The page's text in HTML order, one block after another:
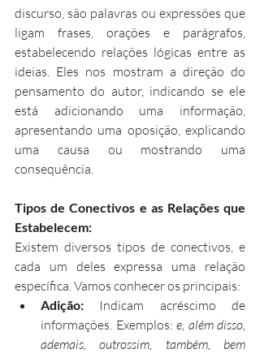
discurso, são palavras ou expressões que
ligam frases, orações e parágrafos,
estabelecendo relações lógicas entre as
ideias. Eles nos mostram a direção do
pensamento do autor, indicando se ele
está adicionando uma informação,
apresentando uma oposição, explicando
uma causa ou mostrando uma
consequência.
Tipos de Conectivos e as Relações que
Estabelecem:
Existem diversos tipos de conectivos, e
cada um deles expressa uma relação
específica. Vamos conhecer os principais:
Adição: Indicam acréscimo de
informações. Exemplos: e, além disso,
ademais, outrossim, também, bem